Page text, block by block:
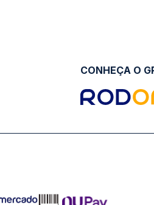
CONHEÇA O